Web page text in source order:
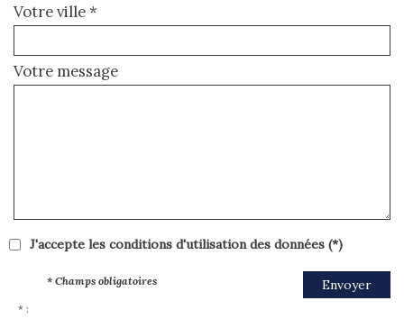
Votre ville *
Votre message
J'accepte les conditions d'utilisation des données (*)
Envoyer
* Champs obligatoires
* :